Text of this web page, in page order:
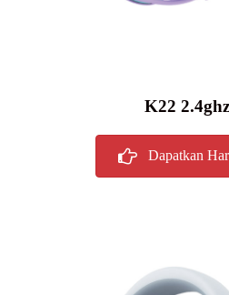
K22
Dapatkan